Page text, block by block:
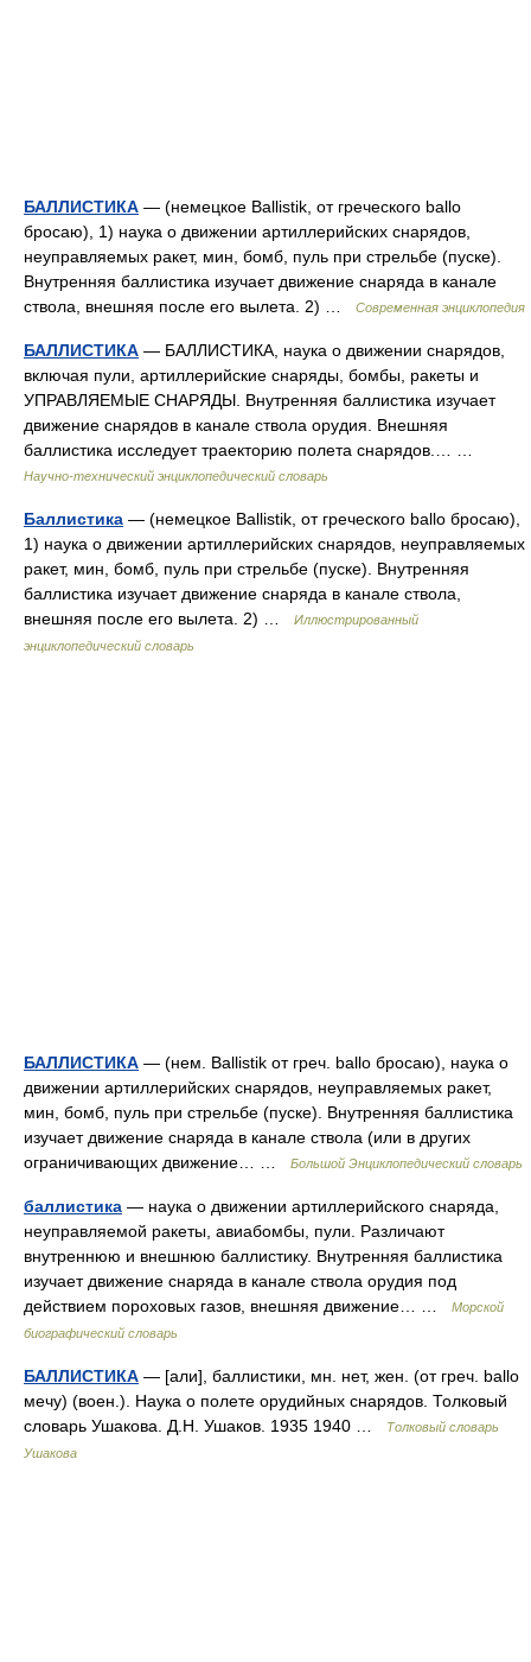
БАЛЛИСТИКА — (немецкое Ballistik, от греческого ballo
бросаю), 1) наука о движении артиллерийских снарядов,
неуправляемых ракет, мин, бомб, пуль при стрельбе (пуске).
Внутренняя баллистика изучает движение снаряда в канале
ствола, внешняя после его вылета. 2) …
Современная энциклопедия
БАЛЛИСТИКА — БАЛЛИСТИКА, наука о движении снарядов,
включая пули, артиллерийские снаряды, бомбы, ракеты и
УПРАВЛЯЕМЫЕ СНАРЯДЫ. Внутренняя баллистика изучает
движение снарядов в канале ствола орудия. Внешняя
баллистика исследует траекторию полета снарядов.… …
Научно-технический энциклопедический словарь
Баллистика — (немецкое Ballistik, от греческого ballo бросаю),
1) наука о движении артиллерийских снарядов, неуправляемых
ракет, мин, бомб, пуль при стрельбе (пуске). Внутренняя
баллистика изучает движение снаряда в канале ствола,
внешняя после его вылета. 2) …
Иллюстрированный
энциклопедический словарь
БАЛЛИСТИКА — (нем. Ballistik от греч. ballo бросаю), наука о
движении артиллерийских снарядов, неуправляемых ракет,
мин, бомб, пуль при стрельбе (пуске). Внутренняя баллистика
изучает движение снаряда в канале ствола (или в других
ограничивающих движение… …
Большой Энциклопедический словарь
баллистика — наука о движении артиллерийского снаряда,
неуправляемой ракеты, авиабомбы, пули. Различают
внутреннюю и внешнюю баллистику. Внутренняя баллистика
изучает движение снаряда в канале ствола орудия под
действием пороховых газов, внешняя движение… …
Морской
биографический словарь
БАЛЛИСТИКА — [али], баллистики, мн. нет, жен. (от греч. ballo
мечу) (воен.). Наука о полете орудийных снарядов. Толковый
словарь Ушакова. Д.Н. Ушаков. 1935 1940 …
Толковый словарь
Ушакова